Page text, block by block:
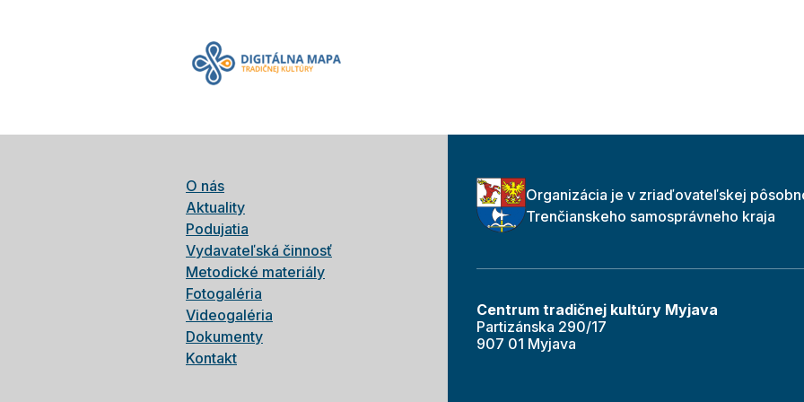
O nás
Aktuality
Podujatia
Vydavateľská činnosť
Metodické materiály
Fotogaléria
Videogaléria
Dokumenty
Kontakt
Organizácia je v zriaďovateľskej
Trenčianskeho samosprávneho kraja
Centrum tradičnej kultúry Myjava
Partizánska 290/17
907 01 Myjava